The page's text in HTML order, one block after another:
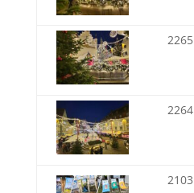
2265
2264
2103